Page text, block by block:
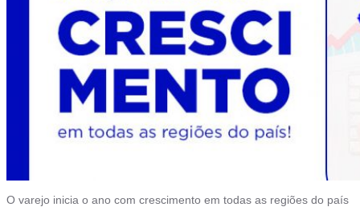
O varejo inicia o ano com crescimento em todas as regiões do país